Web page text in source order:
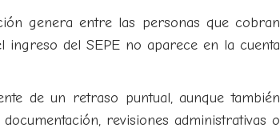
genera entre las personas que cobran
del SEPE no aparece en la cuenta
de un retraso puntual, aunque también
revisiones administrativas o